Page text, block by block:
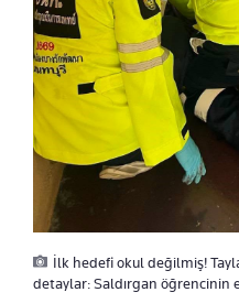
İlk hedefi okul değilmiş!
detaylar: Saldırgan öğrencinin